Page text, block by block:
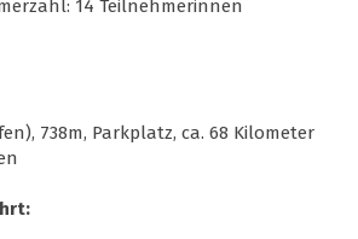
14 Teilnehmerinnen
738m, Parkplatz, ca. 68 Kilometer